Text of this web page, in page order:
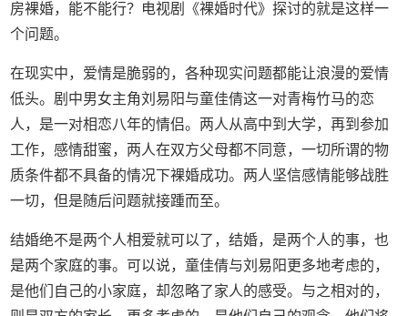
房裸婚，能不能行？电视剧《裸婚时代》探讨的就是这样一
个问题。
在现实中，爱情是脆弱的，各种现实问题都能让浪漫的爱情
低头。剧中男女主角刘易阳与童佳倩这一对青梅竹马的恋
人，是一对相恋八年的情侣。两人从高中到大学，再到参加
工作，感情甜蜜，两人在双方父母都不同意，一切所谓的物
质条件都不具备的情况下裸婚成功。两人坚信感情能够战胜
一切，但是随后问题就接踵而至。
结婚绝不是两个人相爱就可以了，结婚，是两个人的事，也
是两个家庭的事。可以说，童佳倩与刘易阳更多地考虑的，
是他们自己的小家庭，却忽略了家人的感受。与之相对的，